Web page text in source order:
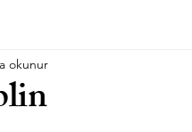
okunur